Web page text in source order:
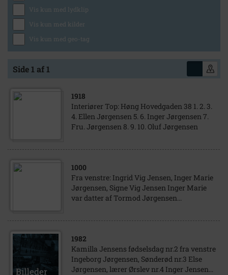
Vis kun med lydklip
Vis kun med kilder
Vis kun med geo-tag
Side 1 af 1
1918
Interiører Top: Høng Hovedgaden 38 1. 2. 3.
4. Ellen Jørgensen 5. 6. Inger Jørgensen 7.
Fru. Jørgensen 8. 9. 10. Oluf Jørgensen
1000
Fra venstre: Ingrid Vig Jensen, Inger Marie
Jørgensen, Signe Vig Jensen Inger Marie
var datter af Tormod Jørgensen...
1982
Kamilla Jensens fødselsdag nr.2 fra venstre
Ingeborg Jørgensen, Sønderød nr.3 Else
Jørgensen, lærer Ørslev nr.4 Inger Jensen...